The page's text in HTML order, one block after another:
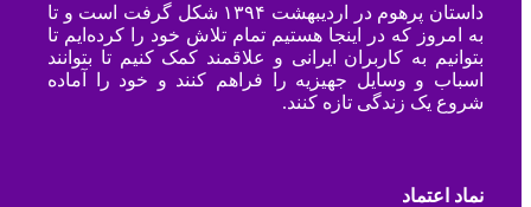
داستان پرهوم در اردیبهشت ۱۳۹۴ شکل گرفت است و تا
به امروز که در اینجا هستیم تمام تلاش خود را کرده‌ایم تا
بتوانیم به کاربران ایرانی و علاقمند کمک کنیم تا بتوانند
اسباب و وسایل جهیزیه را فراهم کنند و خود را آماده
شروع یک زندگی تازه کنند.
نماد اعتماد